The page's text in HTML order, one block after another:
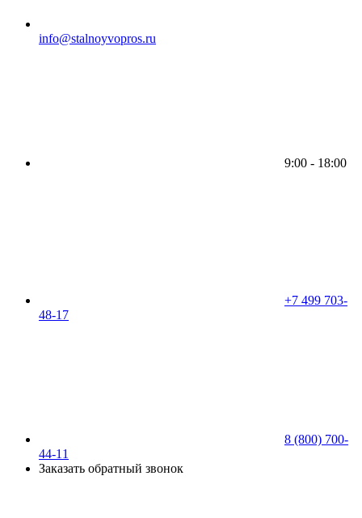
info@stalnoyvopros.ru
9:00 - 18:00
+7 499 703-
48-17
8 (800) 700-
44-11
Заказать обратный звонок